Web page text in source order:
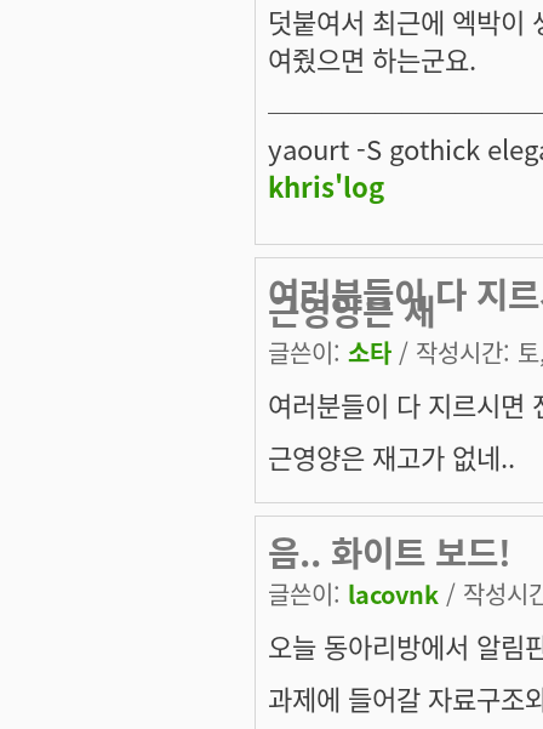
덧붙여서 최근에 엑박이
여줬으면 하는군요.
yaourt -S gothick
khris'log
여러분들이 다 지
근영양은 재
글쓴이: 소타 / 작성시간:
여러분들이 다 지르시면
근영양은 재고가 없네..
음.. 화이트 보드!
글쓴이: lacovnk / 작성시
오늘 동아리방에서 알림
과제에 들어갈 자료구조